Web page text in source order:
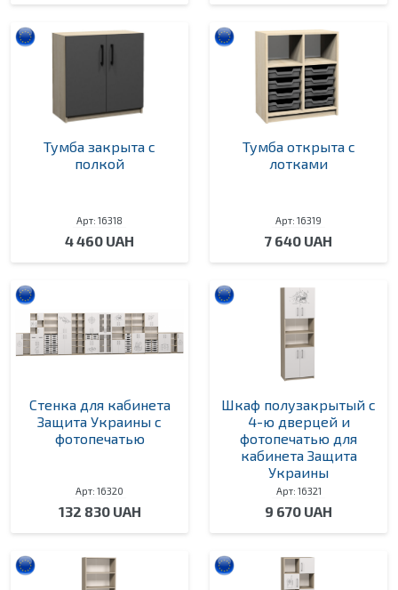
Тумба закрыта с
полкой
Арт: 16318
4 460 UAH
Тумба открыта с
лотками
Арт: 16319
7 640 UAH
Стенка для кабинета
Защита Украины с
фотопечатью
Арт: 16320
132 830 UAH
Шкаф полузакрытый с
4-ю дверцей и
фотопечатью для
кабинета Защита
Украины
Арт: 16321
9 670 UAH